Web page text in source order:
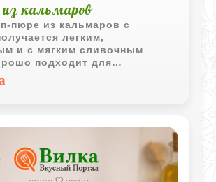
кальмаров
пюре из кальмаров с
легким,
и с мягким сливочным
подходит для
домашнего обеда и
морепродуктов.